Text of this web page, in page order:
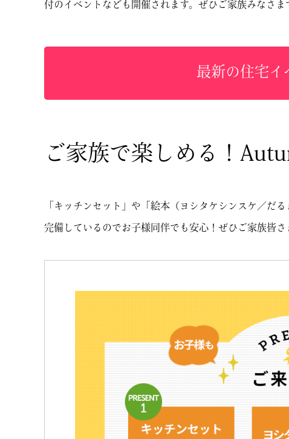
付のイベントなども開催されます。ぜひご家族みなさま
最新の住宅イ
ご家族で楽しめる！
「キッチンセット」や「絵本（ヨシタケシンスケ／だ
完備しているのでお子様同伴でも安心！ぜひご家族皆さ